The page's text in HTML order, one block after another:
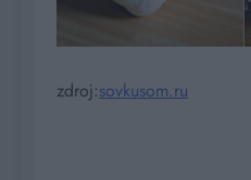
zdroj:sovkusom.ru